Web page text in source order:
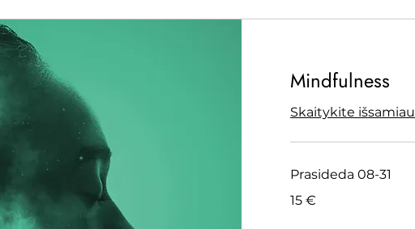
Mindfulness
Skaitykite išsamiau
Prasideda 08-31
eurų
15 €